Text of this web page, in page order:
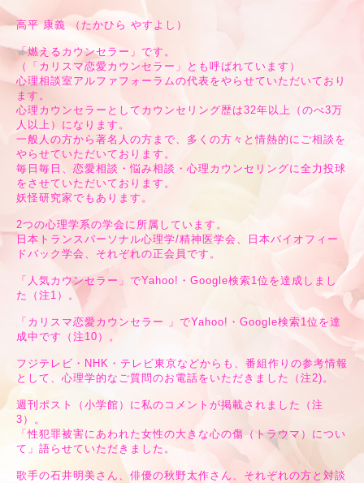
高平 康義 （たかひら やすよし）
「燃えるカウンセラー」です。
（「カリスマ恋愛カウンセラー」とも呼ばれています）
心理相談室アルファフォーラムの代表をやらせていただいており
ます。
心理カウンセラーとしてカウンセリング歴は32年以上（のべ3万
人以上）になります。
一般人の方から著名人の方まで、多くの方々と情熱的にご相談を
やらせていただいております。
毎日毎日、恋愛相談・悩み相談・心理カウンセリングに全力投球
をさせていただいております。
妖怪研究家でもあります。
2つの心理学系の学会に所属しています。
日本トランスパーソナル心理学/精神医学会、日本バイオフィー
ドバック学会、それぞれの正会員です。
「人気カウンセラー」でYahoo!・Google検索1位を達成しまし
た（注1）。
「カリスマ恋愛カウンセラー 」でYahoo!・Google検索1位を達
成中です（注10）。
フジテレビ・NHK・テレビ東京などからも、番組作りの参考情報
として、心理学的なご質問のお電話をいただきました（注2)。
週刊ポスト（小学館）に私のコメントが掲載されました（注
3）。
「性犯罪被害にあわれた女性の大きな心の傷（トラウマ）につい
て」語らせていただきました。
歌手の石井明美さん、俳優の秋野太作さん、それぞれの方と対談